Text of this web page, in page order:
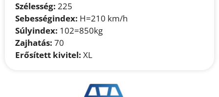
Szélesség: 225
Sebességindex: H=210 km/h
Súlyindex: 102=850kg
Zajhatás: 70
Erősített kivitel: XL